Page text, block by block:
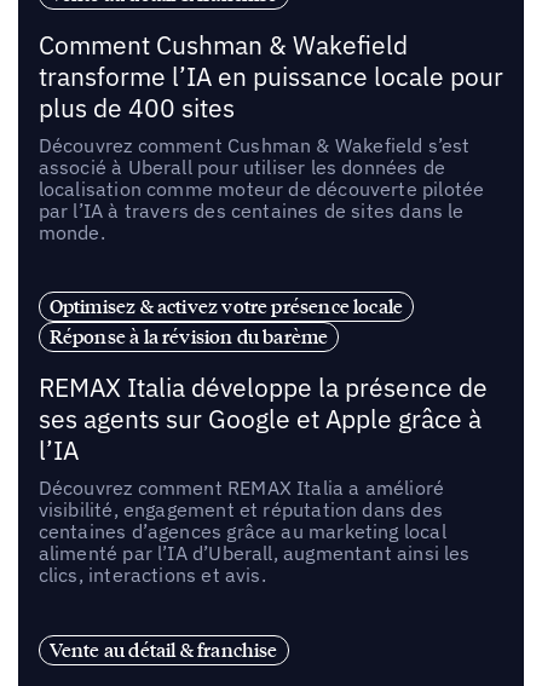
Comment Cushman & Wakefield
transforme l’IA en puissance locale pour
plus de 400 sites
Découvrez comment Cushman & Wakefield s’est
associé à Uberall pour utiliser les données de
localisation comme moteur de découverte pilotée
par l’IA à travers des centaines de sites dans le
monde.
Optimisez & activez votre présence locale
Réponse à la révision du barème
REMAX Italia développe la présence de
ses agents sur Google et Apple grâce à
l’IA
Découvrez comment REMAX Italia a amélioré
visibilité, engagement et réputation dans des
centaines d’agences grâce au marketing local
alimenté par l’IA d’Uberall, augmentant ainsi les
clics, interactions et avis.
Vente au détail & franchise